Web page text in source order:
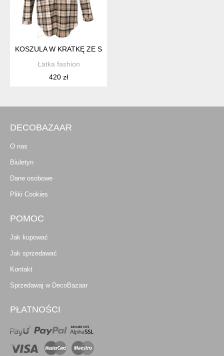
KOSZULA W KRATKĘ ZE STÓJKĄ
Łatka fashion
420 zł
DECOBAZAAR
O nas
Biuletyn
Dane osobowe
Pliki Cookies
POMOC
Jak kupować
Jak sprzedawać
Kontakt
Sprzedawaj w DecoBazaar
PŁATNOŚCI